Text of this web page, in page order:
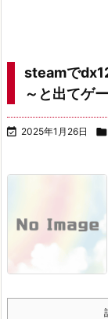
steamで
～と出てゲ
 2025年1月26日 